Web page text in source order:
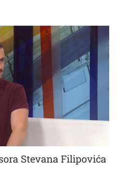
Stevana Filipovića